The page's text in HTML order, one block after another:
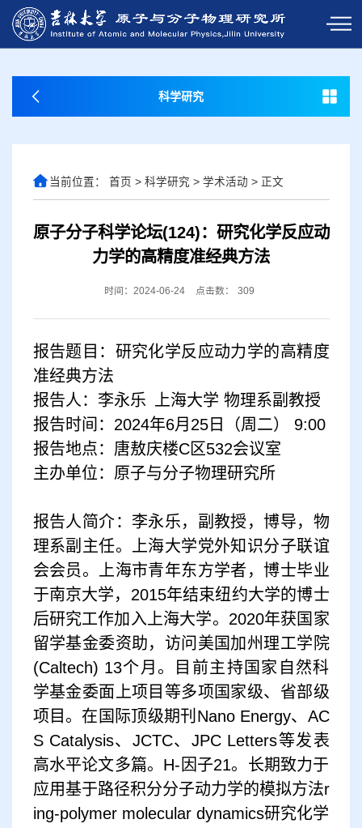
科学研究
当前位置： 首页 > 科学研究 > 学术活动 > 正文
原子分子科学论坛(124)：研究化学反应动
力学的高精度准经典方法
时间：2024-06-24 点击数： 309
报告题目：研究化学反应动力学的高精度
准经典方法
报告人：李永乐 上海大学 物理系副教授
报告时间：2024年6月25日（周二）
9:00
报告地点：唐敖庆楼C区532会议室
主办单位：原子与分子物理研究所
报告人简介： 李永乐，副教授，博导，物
理系副主任。上海大学党外知识分子联谊
会会员。上海市青年东方学者，博士毕业
于南京大学，2015年结束纽约大学的博士
后研究工作加入上海大学。2020年获国家
留学基金委资助，访问美国加州理工学院
(Caltech) 13个月。目前主持国家自然科
学基金委面上项目等多项国家级、省部级
项目。在国际顶级期刊Nano Energy、AC
S Catalysis、JCTC、JPC Letters等发表
高水平论文多篇。H-因子21。长期致力于
应用基于路径积分分子动力学的模拟方法r
ing-polymer molecular dynamics研究化学